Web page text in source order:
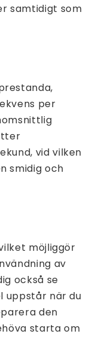
samtidigt som
per
vid vilken
smidig och
möjliggör
av
också se
uppstår när du
den
starta om